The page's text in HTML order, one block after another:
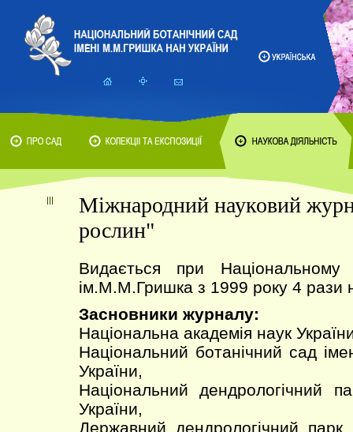
Міжнародний науковий
рослин"
Видається при Національному
ім.М.М.Гришка з 1999 року 4 рази
Засновники журналу:
Національна академія наук
Національний ботанічний сад
України,
Національний дендрологічний
України,
Державний дендрологічний парк